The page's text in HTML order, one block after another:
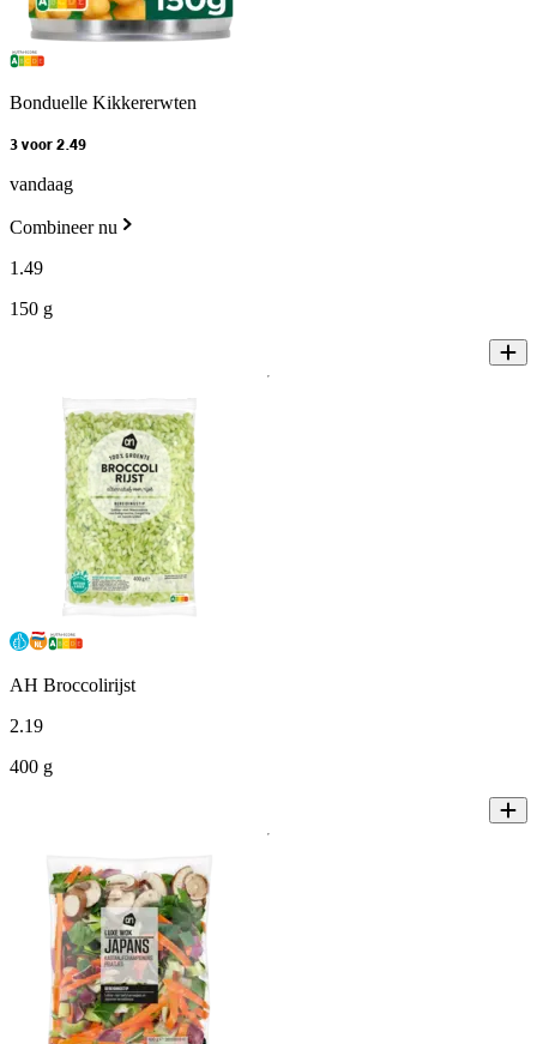
Bonduelle Kikkererwten
3 voor 2.49
vandaag
Combineer nu
1 .49
150 g
AH Broccolirijst
2.19
400 g